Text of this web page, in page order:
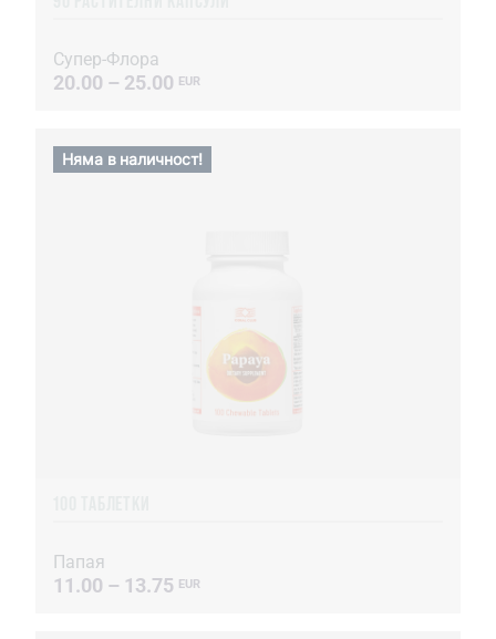
Супер-Флора
20.00 – 25.00 EUR
Папая
11.00 – 13.75 EUR
Няма в наличност!